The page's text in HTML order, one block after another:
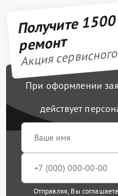
Получите
ремонт
Акция
При оформлении
действует
Отправляя, Вы